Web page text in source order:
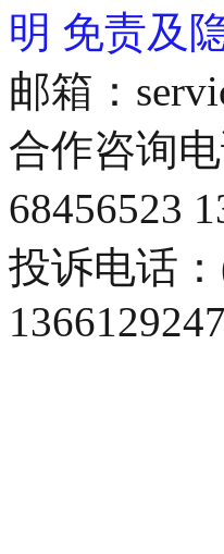
明 免责及
邮箱：
合作咨询
68456523
投诉电话